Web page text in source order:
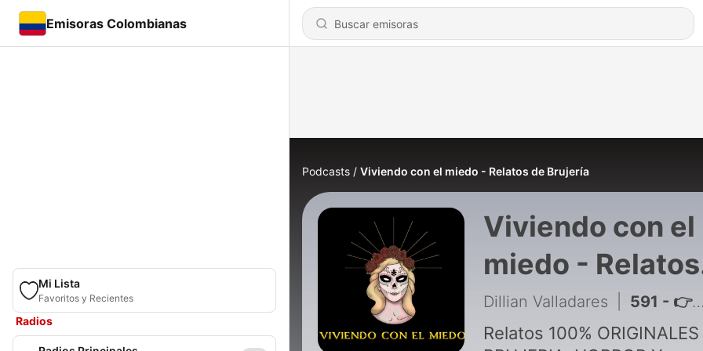
Emisoras Colombianas
Mi Lista
Favoritos y Recientes
Radios
Podcasts Viviendo con el miedo - Relatos de Brujería
Viviendo con el
miedo - Relatos
de Brujería
Dillian Valladares 591 - 👉El ENEMIGO estaba en casa⎮BRUJERÍA por lujuria⎮Viviendo con el miedo - Relatos de Brujería por Dillian Valladares
Relatos 100%